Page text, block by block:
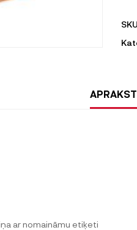
ar nomaināmu etiķeti